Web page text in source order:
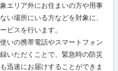
エリア外にお住まいの方や用事
い場所にいる方などを対象に、
ビスを行います。
いの携帯電話やスマートフォン
いただくことで、緊急時の防災
迅速にお届けすることができま